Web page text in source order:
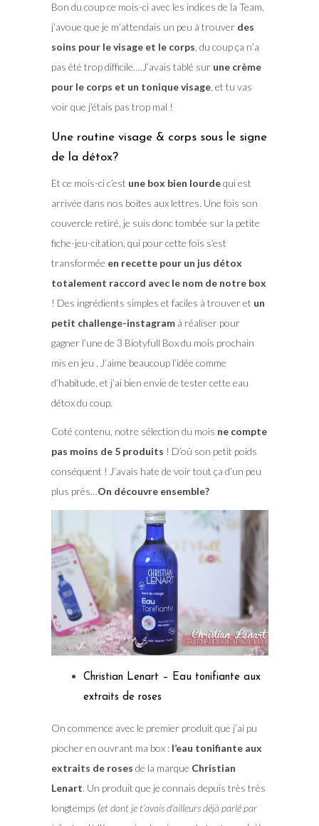
Bon du coup ce mois-ci avec les indices de la Team,
j’avoue que je m’attendais un peu à trouver des
soins pour le visage et le corps , du coup ça n’a
pas été trop difficile….J’avais tablé sur une crème
pour le corps et un tonique visage, et tu vas
voir que j’étais pas trop mal !
Une routine visage & corps sous le signe
de la détox?
Et ce mois-ci c’est une box bien lourdequi est
arrivée dans nos boites aux lettres. Une fois son
couvercle retiré, je suis donc tombée sur la petite
fiche-jeu-citation, qui pour cette fois s’est
transformée en recette pour un jus détox
totalement raccord avec le nom de notre box
! Des ingrédients simples et faciles à trouver et un
petit challenge-instagramà réaliser pour
gagner l’une de 3 Biotyfull Box du mois prochain
mis en jeu . J’aime beaucoup l’idée comme
d’habitude, et j’ai bien envie de tester cette eau
détox du coup.
Coté contenu, notre sélection du mois ne compte
pas moins de 5 produits ! D’où son petit poids
conséquent ! J’avais hate de voir tout ça d’un peu
plus près…On découvre ensemble?
Christian Lenart – Eau tonifiante aux
extraits de roses
On commence avec le premier produit que j’ai pu
piocher en ouvrant ma box : l’eau tonifiante aux
extraits de roses de la marque Christian
Lenart. Un produit que je connais depuis très très
longtemps (et dont je t’avais d’ailleurs déjà parlé par